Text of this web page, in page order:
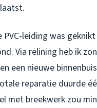
PVC-leiding was
Via relining heb ik
een nieuwe binnenbuis
reparatie duurde
met breekwerk zou